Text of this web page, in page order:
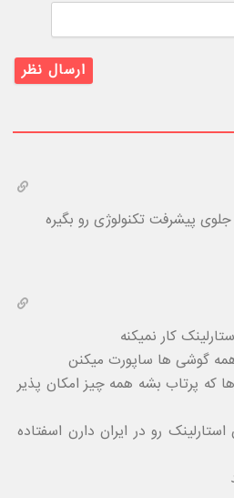
ایمیل
جلوی پیشرفت تکنولوژی رو بگیره
کار نمیکنه
گوشی ها ساپورت میکنن
که پرتاب بشه همه چیز امکان پذیر
رو در ایران دارن اسفتاده